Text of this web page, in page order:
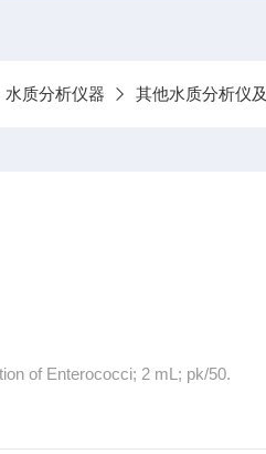
水质分析仪器 其他水质分析仪
of Enterococci; 2 mL; pk/50.